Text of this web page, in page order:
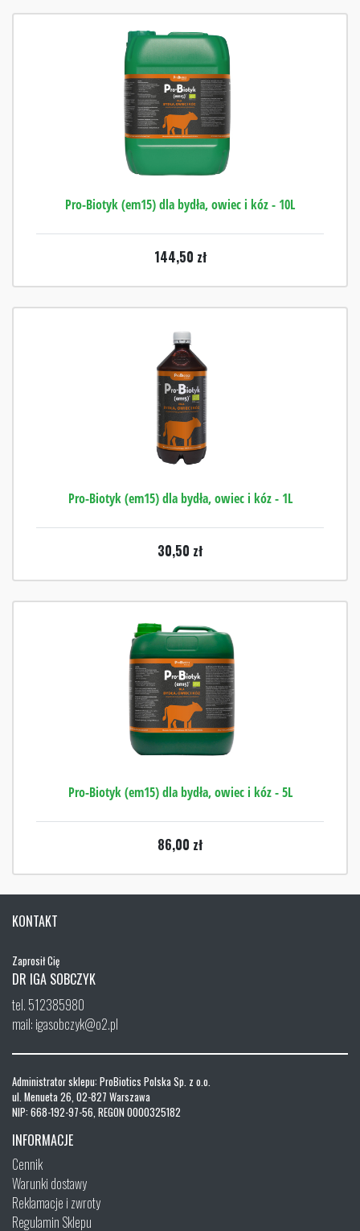
Pro-Biotyk (em15) dla bydła, owiec i kóz - 10L
144,50 zł
Pro-Biotyk (em15) dla bydła, owiec i kóz - 1L
30,50 zł
Pro-Biotyk (em15) dla bydła, owiec i kóz - 5L
86,00 zł
KONTAKT
Zaprosił Cię
DR IGA SOBCZYK
tel. 512385980
mail: igasobczyk@o2.pl
Administrator sklepu: ProBiotics Polska Sp. z o.o.
ul. Menueta 26, 02-827 Warszawa
NIP: 668-192-97-56, REGON 0000325182
INFORMACJE
Cennik
Warunki dostawy
Reklamacje i zwroty
Regulamin Sklepu